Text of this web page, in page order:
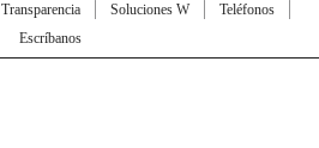
Transparencia Soluciones W
Teléfonos
Escríbanos